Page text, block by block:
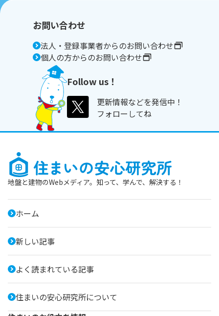
お問い合わせ
法人・登録事業者からのお問い合わせ
個人の方からのお問い合わせ
Follow us！
更新情報などを発信中！
フォローしてね
地盤と建物のWebメディア。知って、学んで、解決する！
ホーム
新しい記事
よく読まれている記事
住まいの安心研究所について